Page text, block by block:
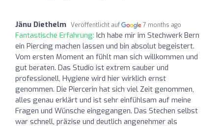
Jänu Diethelm Veröffentlicht auf 7 months ago
Fantastische Erfahrung: Ich habe mir im Stechwerk Bern
ein Piercing machen lassen und bin absolut begeistert.
Vom ersten Moment an fühlt man sich willkommen und
gut beraten. Das Studio ist extrem sauber und
professionell, Hygiene wird hier wirklich ernst
genommen. Die Piercerin hat sich viel Zeit genommen,
alles genau erklärt und ist sehr einfühlsam auf meine
Fragen und Wünsche eingegangen. Das Stechen selbst
war schnell, präzise und deutlich angenehmer als